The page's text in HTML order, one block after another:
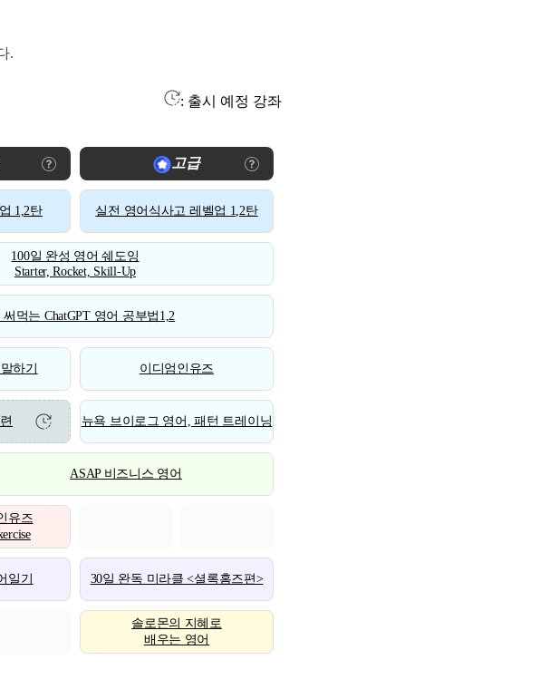
.
: 출시 예정 강좌
고급
1,2탄 실전 영어식사고 레벨업 1,2탄
100일 완성 영어 쉐도잉
Starter, Rocket, Skill-Up
써먹는 ChatGPT 영어 공부법1,2
하기 이디엄인유즈
뉴욕 브이로그 영어, 패턴 트레이닝
ASAP 비즈니스 영어
유즈
일기 30일 완독 미라클 <셜록홈즈편>
솔로몬의 지혜로
배우는 영어